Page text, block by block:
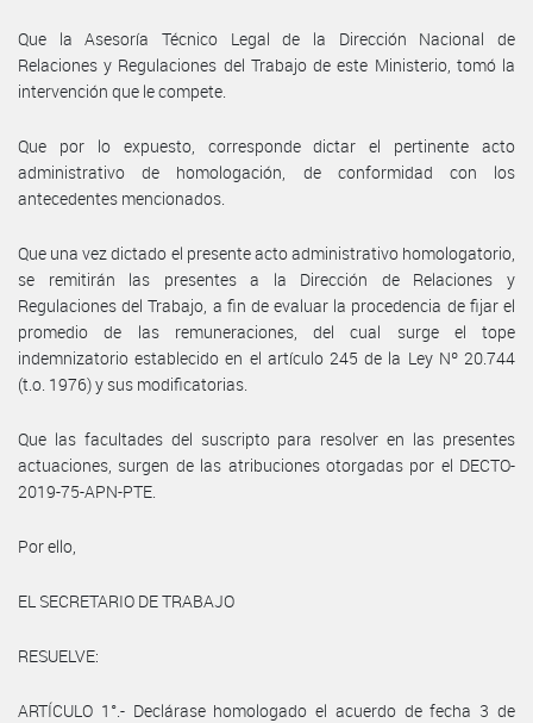
Que la Asesoría Técnico Legal de la Dirección Nacional de
Relaciones y Regulaciones del Trabajo de este Ministerio, tomó la
intervención que le compete.
Que por lo expuesto, corresponde dictar el pertinente acto
administrativo de homologación, de conformidad con los
antecedentes mencionados.
Que una vez dictado el presente acto administrativo homologatorio,
se remitirán las presentes a la Dirección de Relaciones y
Regulaciones del Trabajo, a fin de evaluar la procedencia de fijar el
promedio de las remuneraciones, del cual surge el tope
indemnizatorio establecido en el artículo 245 de la Ley Nº 20.744
(t.o. 1976) y sus modificatorias.
Que las facultades del suscripto para resolver en las presentes
actuaciones, surgen de las atribuciones otorgadas por el DECTO-
2019-75-APN-PTE.
Por ello,
EL SECRETARIO DE TRABAJO
RESUELVE:
ARTÍCULO 1°.- Declárase homologado el acuerdo de fecha 3 de